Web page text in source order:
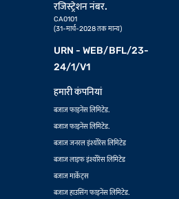
रजिस्ट्रेशन नंबर.
CA0101
(31-मार्च-2028 तक मान्य)
URN - WEB/BFL/23-
24/1/V1
हमारी कंपनियां
बजाज फाइनेंस लिमिटेड.
बजाज फाइनेंस लिमिटेड.
बजाज जनरल इंश्योरेंस लिमिटेड
बजाज लाइफ इंश्योरेंस लिमिटेड
बजाज मार्केट्स
बजाज हाउसिंग फाइनेंस लिमिटेड.